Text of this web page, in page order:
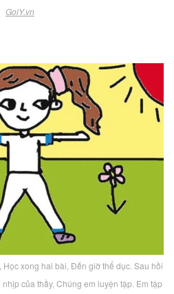
GoiY.vn
Học xong hai bài, Đến giờ thể dục. Sau hồi
của thầy, Chúng em luyện tập. Em tập